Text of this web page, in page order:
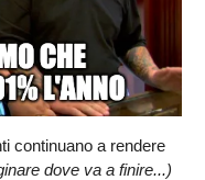
continuano a rendere
dove va a finire...)